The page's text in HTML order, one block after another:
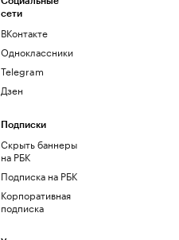
сети
ВКонтакте
Одноклассники
Telegram
Дзен
Подписки
Скрыть баннеры
на РБК
Подписка на РБК
Корпоративная
подписка